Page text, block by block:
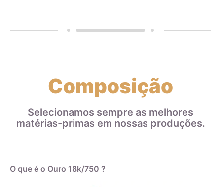
Composição
Selecionamos sempre as melhores
matérias-primas em nossas produções.
O que é o Ouro 18k/750 ?